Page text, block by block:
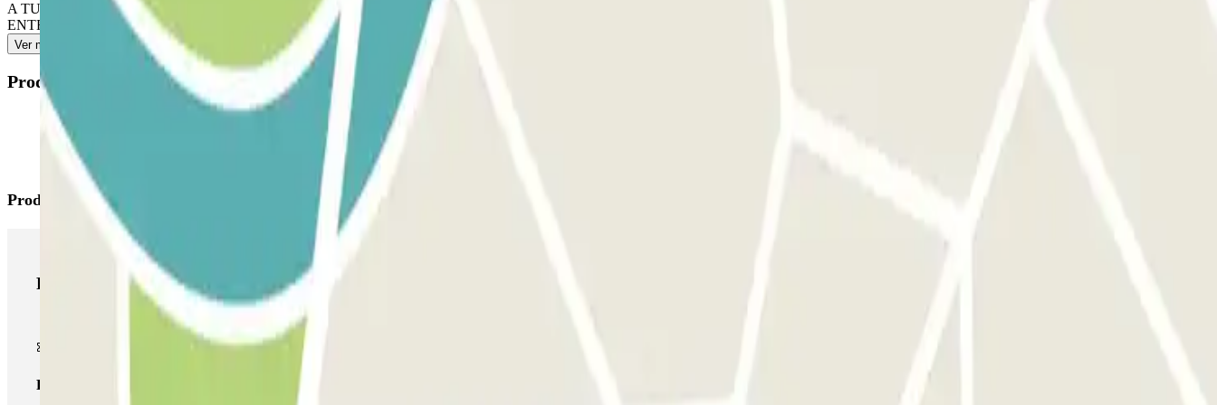
A TU LLEGADA: coge el ticket. Aparca en cualquier plaza libre. Ve a la cabina de control con tu reserva Parclick y el ticket. PARA SALIR: Sigue las indicaciones del personal. SI TU PASE PERMITE
ENTRADAS Y SALIDAS ILIMITADAS: Sigue las indicaciones del personal.
Ver más
Productos disponibles
Productos de Parclick
Productos de Parclick
Pase básico